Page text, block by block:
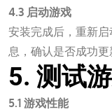
4.3 启动游戏
安装完成后，重新
息，确认是否成功更
5. 测试
5.1 游戏性能